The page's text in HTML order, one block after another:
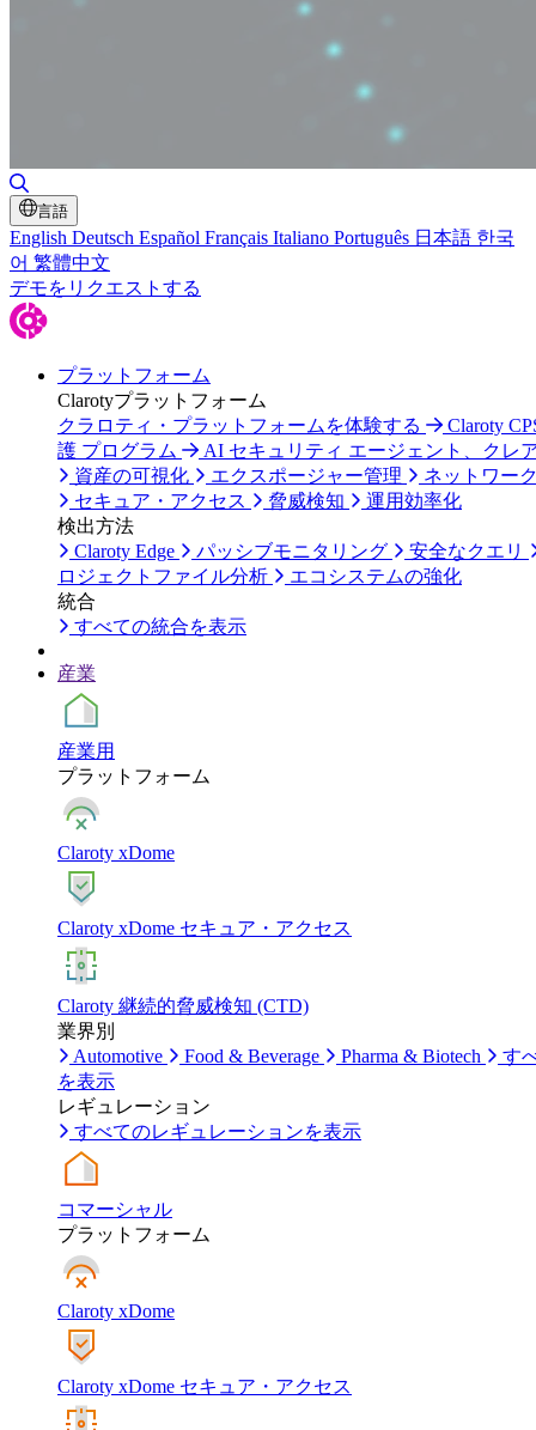
言語
English Deutsch Español Français Italiano Português 日本語 한국
어 繁體中文
デモをリクエストする
プラットフォーム
Clarotyプラットフォーム
クラロティ・プラットフォームを体験する
Claroty
護 プログラム
AI セキュリティ エージェント、クレ
資産の可視化
エクスポージャー管理
ネットワー
セキュア・アクセス
脅威検知
運用効率化
検出方法
Claroty Edge
パッシブモニタリング
安全なクエリ
ロジェクトファイル分析
エコシステムの強化
統合
すべての統合を表示
産業
産業用
プラットフォーム
Claroty xDome
Claroty xDome セキュア・アクセス
Claroty 継続的脅威検知 (CTD)
業界別
Automotive
Food & Beverage Pharma & Biotech
す
を表示
レギュレーション
すべてのレギュレーションを表示
コマーシャル
プラットフォーム
Claroty xDome
Claroty xDome セキュア・アクセス